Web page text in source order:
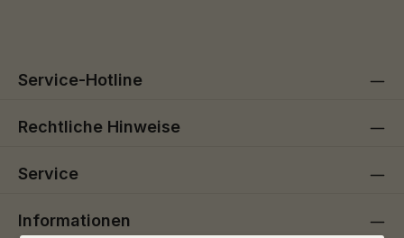
Service-Hotline
Rechtliche Hinweise
Service
Informationen